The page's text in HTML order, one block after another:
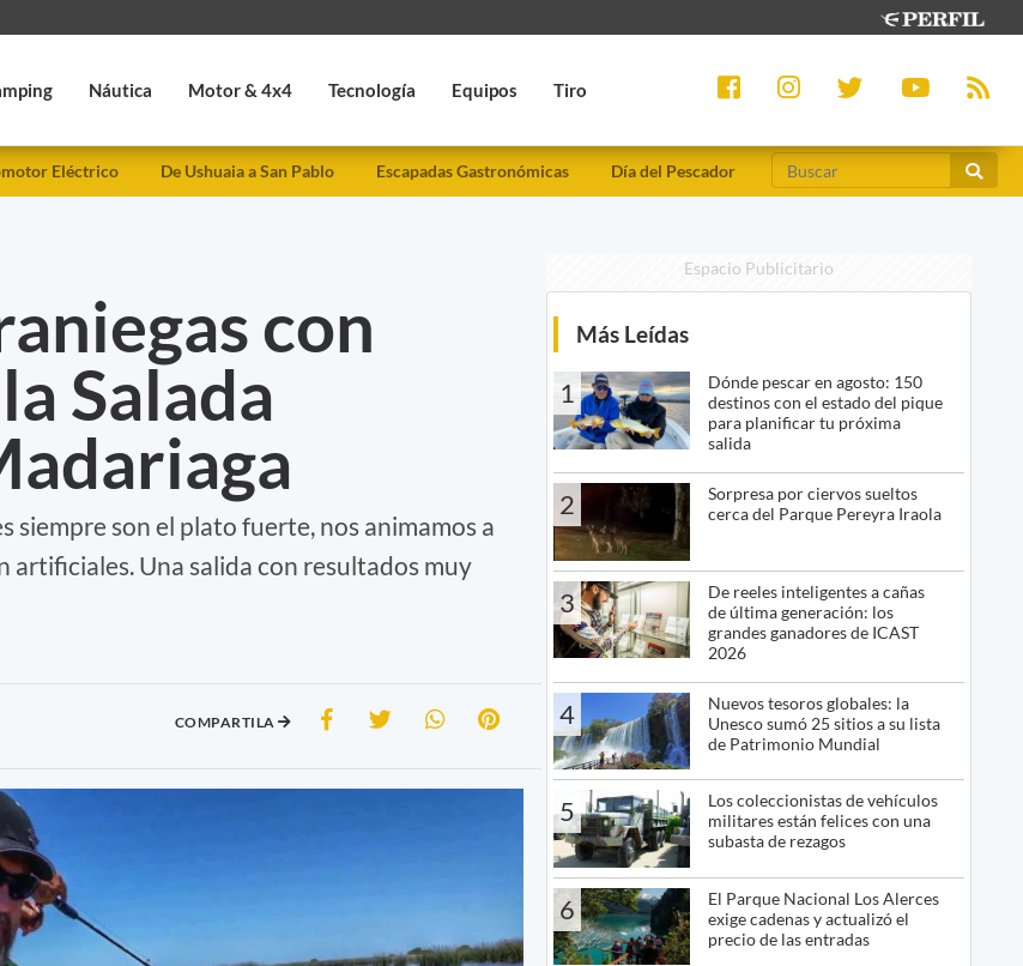
Náutica Motor & 4x4 Tecnología Equipos Tiro
Eléctrico De Ushuaia a San Pablo Escapadas Gastronómicas Día del Pescador
con
Salada
siempre son el plato fuerte, nos animamos a
Una salida con resultados muy
COMPARTILA
Espacio Publicitario
Más Leídas
1
Dónde pescar en agosto: 150
destinos con el estado del pique
para planificar tu próxima
salida
2
Sorpresa por ciervos sueltos
cerca del Parque Pereyra Iraola
3
De reeles inteligentes a cañas
de última generación: los
grandes ganadores de ICAST
2026
4
Nuevos tesoros globales: la
Unesco sumó 25 sitios a su lista
de Patrimonio Mundial
5
Los coleccionistas de vehículos
militares están felices con una
subasta de rezagos
6
El Parque Nacional Los Alerces
exige cadenas y actualizó el
precio de las entradas